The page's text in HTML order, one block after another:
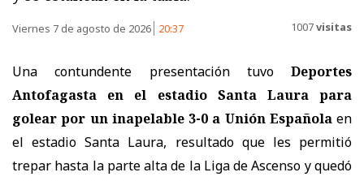
Viernes 7 de agosto de 2026 20:37 1007visitas
Una contundente presentación tuvo Deportes
Antofagasta en el estadio Santa Laura para
golear por un inapelable 3-0 a Unión Españolaen
el estadio Santa Laura, resultado que les permitió
trepar hasta la parte alta de la Liga de Ascenso y quedó